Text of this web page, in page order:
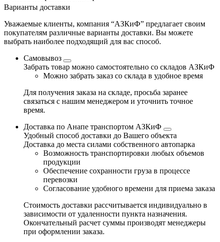
Варианты доставки
Уважаемые клиенты, компания “АЗКиФ” предлагает своим
покупателям различные варианты доставки. Вы можете
выбрать наиболее подходящий для вас способ.
Самовывоз
Забрать товар можно самостоятельно со складов АЗКиФ
Можно забрать заказ со склада в удобное время
Для получения заказа на складе, просьба заранее
связаться с нашим менеджером и уточнить точное
время.
Доставка по Анапе транспортом АЗКиФ
Удобный способ доставки до Вашего объекта
Доставка до места силами собственного автопарка
Возможность транспортировки любых объемов
продукции
Обеспечение сохранности груза в процессе
перевозки
Согласование удобного времени для приема заказа
Стоимость доставки рассчитывается индивидуально в
зависимости от удаленности пункта назначения.
Окончательный расчет суммы производят менеджеры
при оформлении заказа.